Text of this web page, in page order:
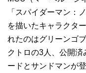
「スパイダーマン：
を描いたキャラクタ
れたのはグリーンゴ
クトロの3人、公開
ードとサンドマンが